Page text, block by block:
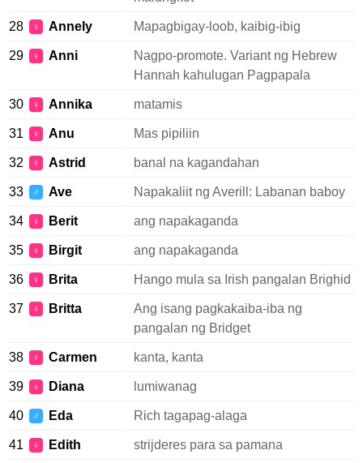
28 ♀ Annely Mapagbigay-loob, kaibig-ibig
29 ♀ Anni
Nagpo-promote. Variant ng Hebrew
Hannah kahulugan Pagpapala
30 ♀ Annika matamis
31 ♀ Anu Mas pipiliin
32 ♀ Astrid banal na kagandahan
33 ♂ Ave Napakaliit ng Averill: Labanan baboy
34 ♀ Berit ang napakaganda
35 ♀ Birgit ang napakaganda
36 ♀ Brita Hango mula sa Irish pangalan Brighid
37 ♀ Britta
Ang isang pagkakaiba-iba ng
pangalan ng Bridget
38 ♀ Carmen kanta, kanta
39 ♀ Diana lumiwanag
40 ♂ Eda Rich tagapag-alaga
41 ♀ Edith strijderes para sa pamana